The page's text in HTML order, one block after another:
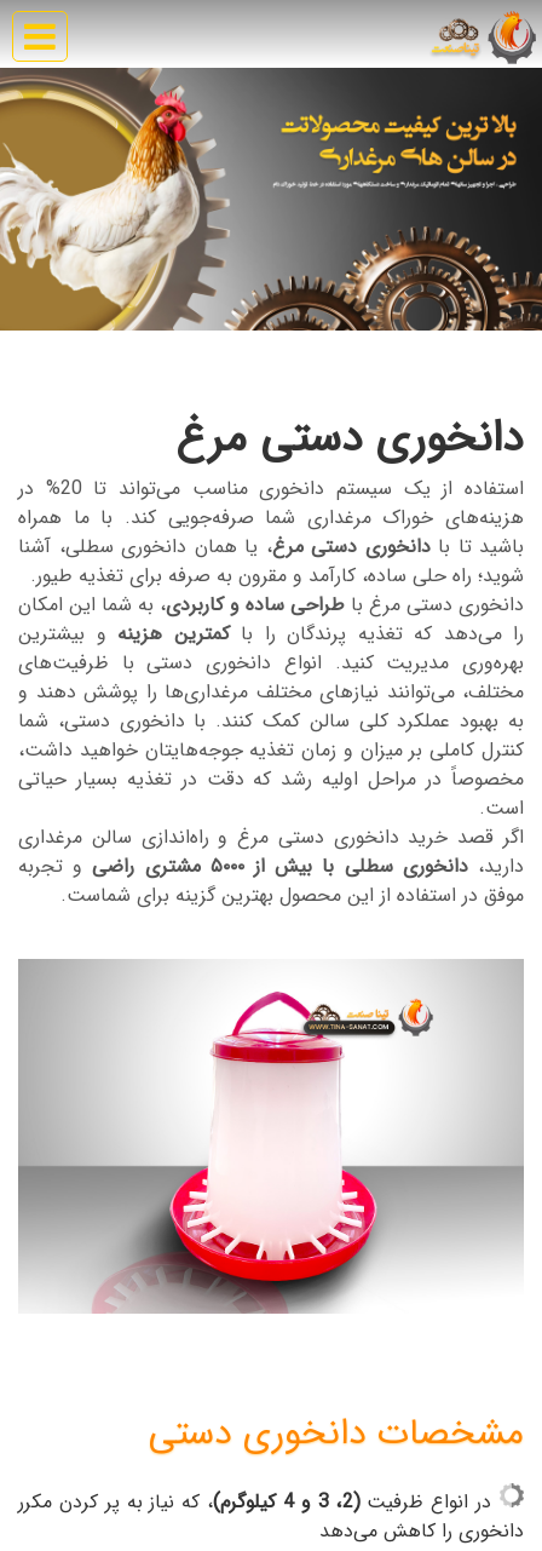
دانخوری دستی مرغ
استفاده از یک سیستم دانخوری مناسب می‌تواند تا 20% در
هزینه‌های خوراک مرغداری شما صرفه‌جویی کند. با ما همراه
باشید تا بادانخوری دستی مرغ، یا همان دانخوری سطلی، آشنا
شوید؛ راه حلی ساده، کارآمد و مقرون به صرفه برای تغذیه طیور.
دانخوری دستی مرغ با طراحی ساده و کاربردی، به شما این امکان
را می‌دهد که تغذیه پرندگان را باکمترین هزینه و بیشترین
بهره‌وری مدیریت کنید. انواع دانخوری دستی با ظرفیت‌های
مختلف، می‌توانند نیازهای مختلف مرغداری‌ها را پوشش دهند و
به بهبود عملکرد کلی سالن کمک کنند. با دانخوری دستی، شما
کنترل کاملی بر میزان و زمان تغذیه جوجه‌هایتان خواهید داشت،
مخصوصاً در مراحل اولیه رشد که دقت در تغذیه بسیار حیاتی
است.
اگر قصد خرید دانخوری دستی مرغ و راه‌اندازی سالن مرغداری
دارید،دانخوری سطلی با بیش از ۵۰۰۰ مشتری راضی
و تجربه
موفق در استفاده از این محصول بهترین گزینه برای شماست.
مشخصات دانخوری دستی
در انواع ظرفیت(2، 3 و 4 کیلوگرم)
، که نیاز به پر کردن مکرر
دانخوری را کاهش می‌دهد